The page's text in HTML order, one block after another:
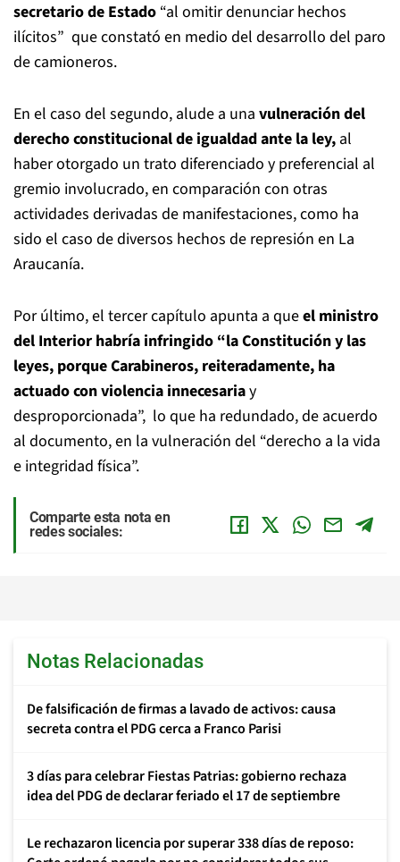
secretario de Estado “al omitir denunciar hechos
ilícitos” que constató en medio del desarrollo del paro
de camioneros.
En el caso del segundo, alude a una vulneración del
derecho constitucional de igualdad ante la ley, al
haber otorgado un trato diferenciado y preferencial al
gremio involucrado, en comparación con otras
actividades derivadas de manifestaciones, como ha
sido el caso de diversos hechos de represión en La
Araucanía.
Por último, el tercer capítulo apunta a queel ministro
del Interior habría infringido “la Constitución y las
leyes, porque Carabineros, reiteradamente, ha
actuado con violencia innecesariay
desproporcionada”, lo que ha redundado, de acuerdo
al documento, en la vulneración del “derecho a la vida
e integridad física”.
Comparte esta nota en
redes sociales:
Notas Relacionadas
De falsificación de firmas a lavado de activos: causa
secreta contra el PDG cerca a Franco Parisi
3 días para celebrar Fiestas Patrias: gobierno rechaza
idea del PDG de declarar feriado el 17 de septiembre
Le rechazaron licencia por superar 338 días de reposo: